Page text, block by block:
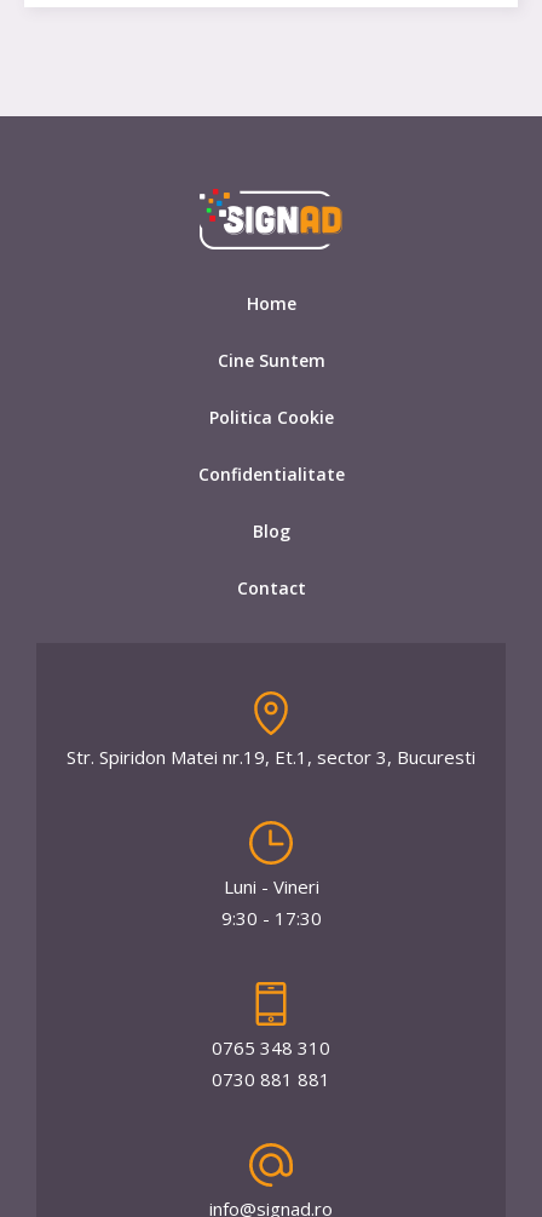
Home
Cine Suntem
Politica Cookie
Confidentialitate
Blog
Contact
Str. Spiridon Matei nr.19, Et.1, sector 3, Bucuresti
Luni - Vineri
9:30 - 17:30
0765 348 310
0730 881 881
info@signad.ro